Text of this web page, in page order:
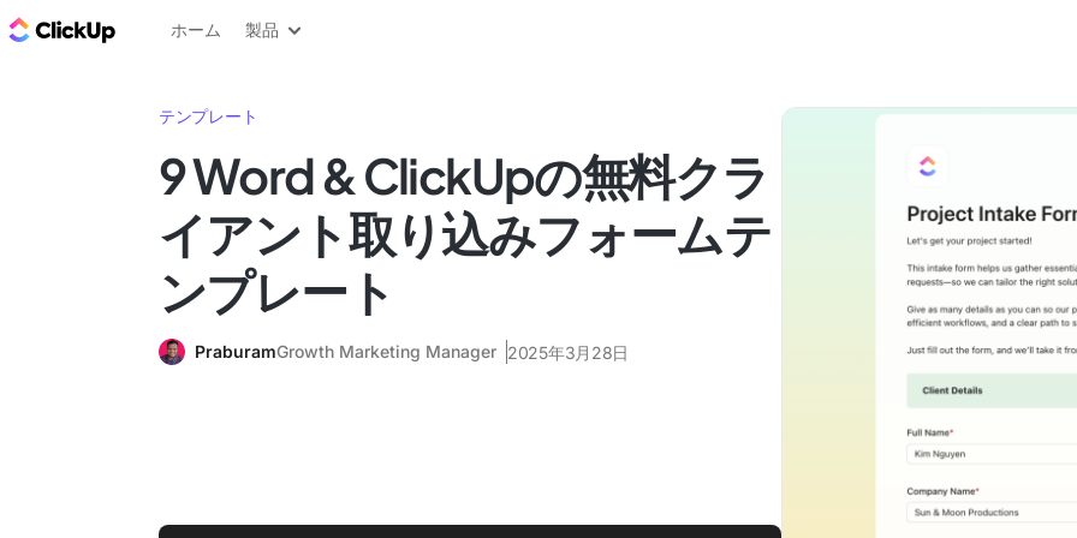
ClickUp ブログ
ホーム 製品
テンプレート
9 Word & ClickUpの無料クラ
イアント取り込みフォームテ
ンプレート
PraburamGrowth Marketing Manager 2025年3月28日